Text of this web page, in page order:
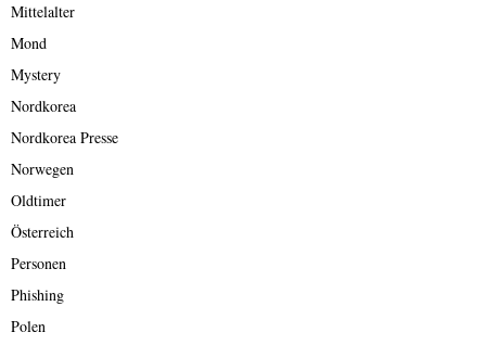
Mittelalter
Mond
Mystery
Nordkorea
Nordkorea Presse
Norwegen
Oldtimer
Österreich
Personen
Phishing
Polen